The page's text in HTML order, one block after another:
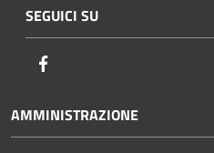
SEGUICI SU
AMMINISTRAZIONE